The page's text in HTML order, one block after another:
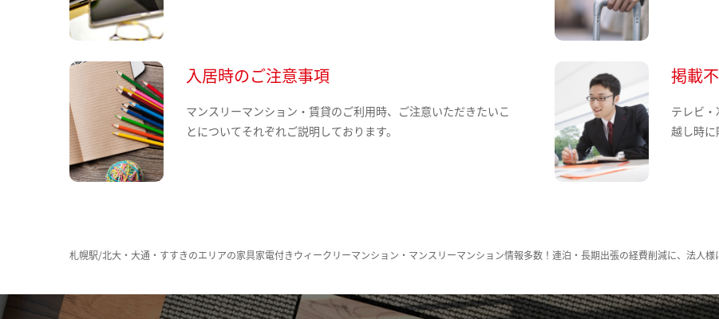
入居時のご注意事項
マンスリーマンション・賃貸のご利用時、ご注意いただきたいこ
とについてそれぞれご説明しております。
掲載
テレビ
越し時に
札幌駅/北大・大通・すすきのエリアの家具家電付きウィークリーマンション・マンスリーマンション情報多数！連泊・長期出張の経費削減に、法人様